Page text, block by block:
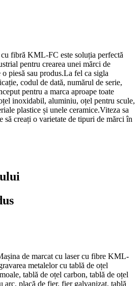
fibră KML-FC este soluția perfectă
pentru crearea unei mărci de
piesă sau produs.La fel ca sigla
codul de dată, numărul de serie,
pentru a marca aproape toate
inoxidabil, aluminiu, oțel pentru scule,
plastice și unele ceramice.Viteza sa
să creați o varietate de tipuri de mărci în
de marcat cu laser cu fibre KML-
metalelor cu tablă de oțel
tablă de oțel carbon, tablă de oțel
arc, placă de fier, fier galvanizat, tablă